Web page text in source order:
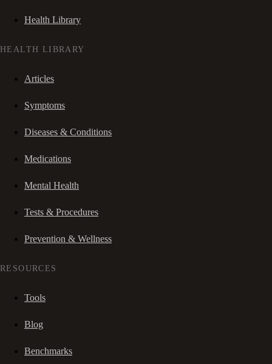
Health Library
HEALTH LIBRARY
Articles
Symptoms
Diseases & Conditions
Medications
Mental Health
Tests & Procedures
Prevention & Wellness
RESOURCES
Tools
Blog
Benchmarks